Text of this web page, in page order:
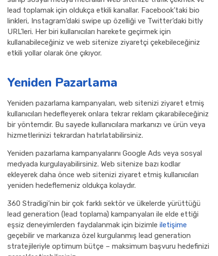
lead toplamak için oldukça etkili kanallar. Facebook’taki bio
linkleri, Instagram’daki swipe up özelliği ve Twitter’daki bitly
URL’leri. Her biri kullanıcıları harekete geçirmek için
kullanabileceğiniz ve web sitenize ziyaretçi çekebileceğiniz
etkili yollar olarak öne çıkıyor.
Yeniden Pazarlama
Yeniden pazarlama kampanyaları, web sitenizi ziyaret etmiş
kullanıcıları hedefleyerek onlara tekrar reklam çıkarabileceğiniz
bir yöntemdir. Bu sayede kullanıcılara markanızı ve ürün veya
hizmetlerinizi tekrardan hatırlatabilirsiniz.
Yeniden pazarlama kampanyalarını Google Ads veya sosyal
medyada kurgulayabilirsiniz. Web sitenize bazı kodlar
ekleyerek daha önce web sitenizi ziyaret etmiş kullanıcıları
yeniden hedeflemeniz oldukça kolaydır.
360 Stradigi’nin bir çok farklı sektör ve ülkelerde yürüttüğü
lead generation (lead toplama) kampanyaları ile elde ettiği
eşsiz deneyimlerden faydalanmak için bizimle iletişime
geçebilir ve markanıza özel kurgulanmış lead generation
stratejileriyle optimum bütçe – maksimum başvuru hedefinizi